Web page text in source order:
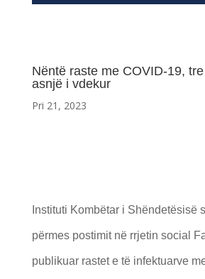
Nëntë raste me COVID-19,
asnjë i vdekur
Pri 21, 2023
Instituti Kombëtar i Shëndetësisë
përmes postimitnë rrjetin social
publikuar rastet e të infektuarve